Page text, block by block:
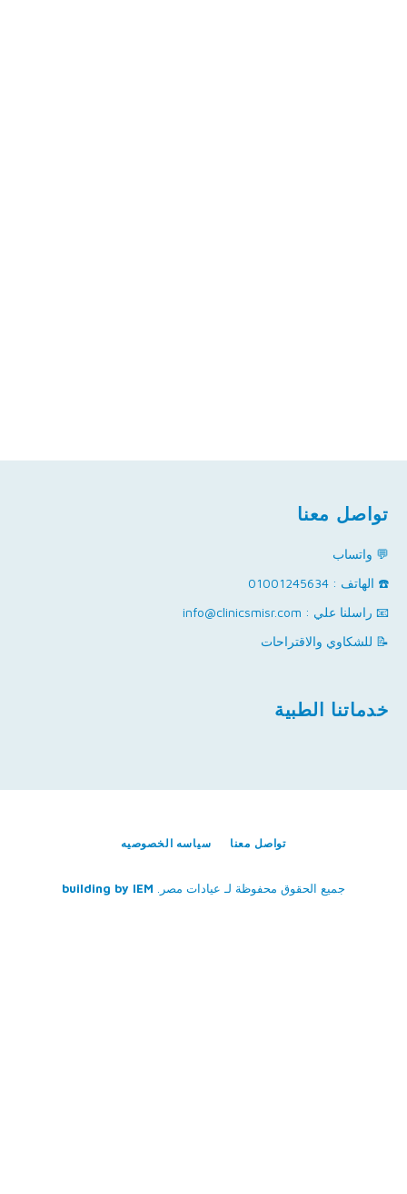
تواصل معنا
💬 واتساب
☎️ الهاتف : 01001245634
📧 راسلنا علي : info@clinicsmisr.com
📝 للشكاوي والاقتراحات
خدماتنا الطبية
تواصل معنا سياسه الخصوصيه
جميع الحقوق محفوظة لـ عيادات مصر building by IEM